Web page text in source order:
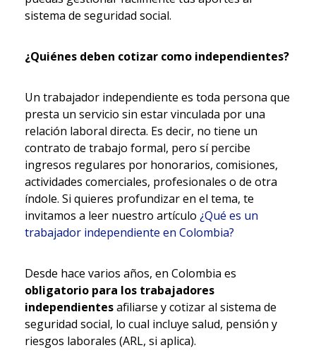
sistema de seguridad social.
¿Quiénes deben cotizar como independientes?
Un trabajador independiente es toda persona que
presta un servicio sin estar vinculada por una
relación laboral directa. Es decir, no tiene un
contrato de trabajo formal, pero sí percibe
ingresos regulares por honorarios, comisiones,
actividades comerciales, profesionales o de otra
índole. Si quieres profundizar en el tema, te
invitamos a leer nuestro artículo ¿Qué es un
trabajador independiente en Colombia?
Desde hace varios años, en Colombia es
obligatorio para los trabajadores
independientesafiliarse y cotizar al sistema de
seguridad social, lo cual incluye salud, pensión y
riesgos laborales (ARL, si aplica).